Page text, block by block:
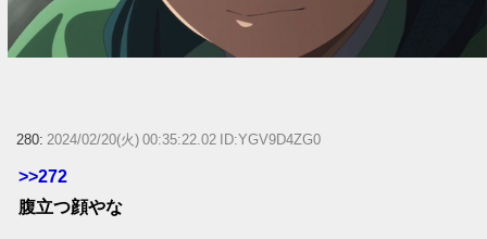
280: 2024/02/20(火) 00:35:22.02 ID:YGV9D4ZG0
>>272
腹立つ顔やな